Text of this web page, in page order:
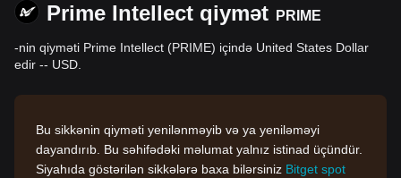
Prime Intellect qiymət PRIME
-nin qiyməti Prime Intellect (PRIME) içində United States Dollar
edir -- USD.
Bu sikkənin qiyməti yenilənməyib və ya yeniləməyi
dayandırıb. Bu səhifədəki məlumat yalnız istinad üçündür.
Siyahıda göstərilən sikkələrə baxa bilərsiniz Bitget spot